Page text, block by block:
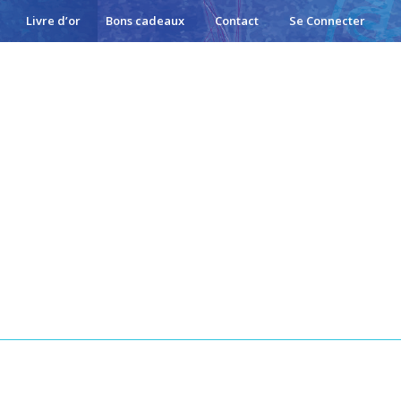
Livre d’or Bons cadeaux Contact Se Connecter